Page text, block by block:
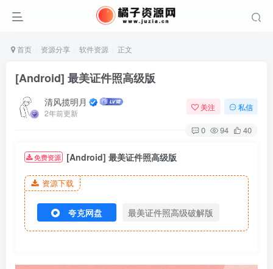
首页 资源分享 软件资源 正文
[Android] 最美证件照高级版
清风揽明月
2年前更新
关注 私信
0 94 40
免费资源 [Android] 最美证件照高级版
资源下载
夸克网盘 最美证件照高级破解版